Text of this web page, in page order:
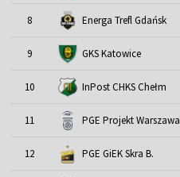
8 Energa Trefl Gdańsk
9 GKS Katowice
10 InPost CHKS Chełm
11 PGE Projekt Warszawa
12 PGE GiEK Skra B.